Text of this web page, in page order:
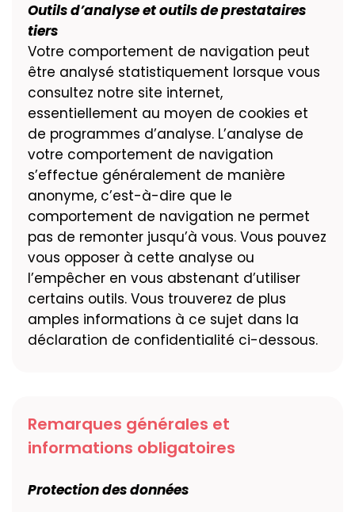
Outils d’analyse et outils de prestataires
tiers
Votre comportement de navigation peut
être analysé statistiquement lorsque vous
consultez notre site internet,
essentiellement au moyen de cookies et
de programmes d’analyse. L’analyse de
votre comportement de navigation
s’effectue généralement de manière
anonyme, c’est-à-dire que le
comportement de navigation ne permet
pas de remonter jusqu’à vous. Vous pouvez
vous opposer à cette analyse ou
l’empêcher en vous abstenant d’utiliser
certains outils. Vous trouverez de plus
amples informations à ce sujet dans la
déclaration de confidentialité ci-dessous.
Remarques générales et
informations obligatoires
Protection des données